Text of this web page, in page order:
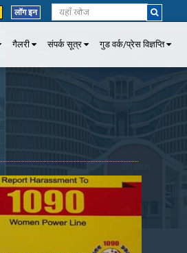
लॉग इन
गैलरी संपर्क सूत्र गुड वर्क/प्रेस विज्ञप्ति